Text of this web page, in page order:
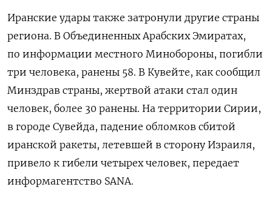
Иранские удары также затронули другие страны
региона. В Объединенных Арабских Эмиратах,
по информации местного Минобороны, погибли
три человека, ранены 58. В Кувейте, как сообщил
Минздрав страны, жертвой атаки стал один
человек, более 30 ранены. На территории Сирии,
в городе Сувейда, падение обломков сбитой
иранской ракеты, летевшей в сторону Израиля,
привело к гибели четырех человек, передает
информагентство SANA.